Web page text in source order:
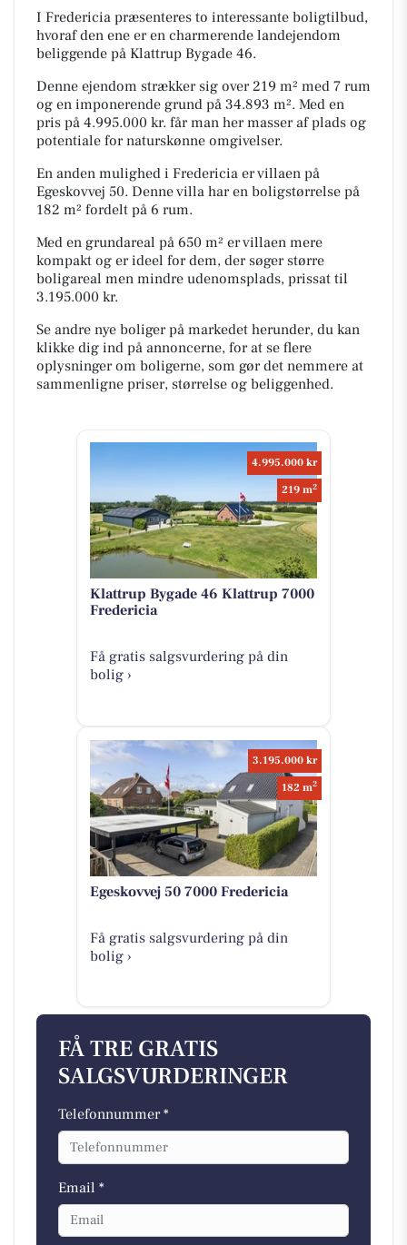
I Fredericia præsenteres to interessante boligtilbud,
hvoraf den ene er en charmerende landejendom
beliggende på Klattrup Bygade 46.
Denne ejendom strækker sig over 219 m² med 7 rum
og en imponerende grund på 34.893 m². Med en
pris på 4.995.000 kr. får man her masser af plads og
potentiale for naturskønne omgivelser.
En anden mulighed i Fredericia er villaen på
Egeskovvej 50. Denne villa har en boligstørrelse på
182 m² fordelt på 6 rum.
Med en grundareal på 650 m² er villaen mere
kompakt og er ideel for dem, der søger større
boligareal men mindre udenomsplads, prissat til
3.195.000 kr.
Se andre nye boliger på markedet herunder, du kan
klikke dig ind på annoncerne, for at se flere
oplysninger om boligerne, som gør det nemmere at
sammenligne priser, størrelse og beliggenhed.
4.995.000 kr
219 m2
Klattrup Bygade 46 Klattrup 7000
Fredericia
Få gratis salgsvurdering på din
bolig ›
3.195.000 kr
182 m2
Egeskovvej 50 7000 Fredericia
Få gratis salgsvurdering på din
bolig ›
FÅ TRE GRATIS
SALGSVURDERINGER
Telefonnummer *
Email *